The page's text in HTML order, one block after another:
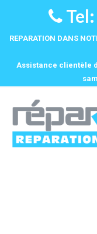
Tel:
REPARATION DANS
Assistance clientèle